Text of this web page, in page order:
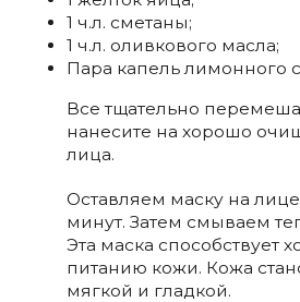
1 ч.л. сметаны;
1 ч.л. оливкового масла;
Пара капель лимонного
Все тщательно
нанесите на хорошо
лица.
Оставляем маску на лице
минут. Затем смываем
Эта маска способствует
питанию кожи. Кожа
мягкой и гладкой.